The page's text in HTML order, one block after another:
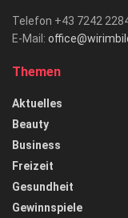
Telefon +43 7242
E-Mail:
Themen
Aktuelles
Beauty
Business
Freizeit
Gesundheit
Gewinnspiele